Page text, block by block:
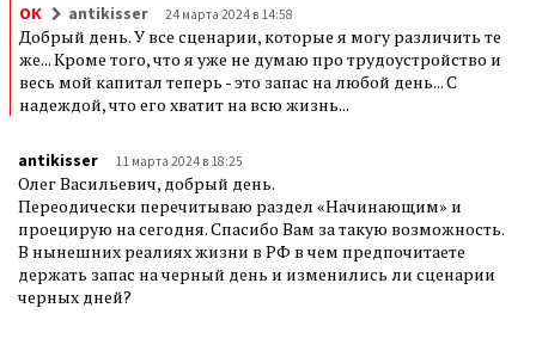
ОК antikisser 24 марта 2024 в 14:58
Добрый день. У все сценарии, которые я могу различить те
же... Кроме того, что я уже не думаю про трудоустройство и
весь мой капитал теперь - это запас на любой день... С
надеждой, что его хватит на всю жизнь...
antikisser 11 марта 2024 в 18:25
Олег Васильевич, добрый день.
Переодически перечитываю раздел «Начинающим» и
проецирую на сегодня. Спасибо Вам за такую возможность.
В нынешних реалиях жизни в РФ в чем предпочитаете
держать запас на черный день и изменились ли сценарии
черных дней?